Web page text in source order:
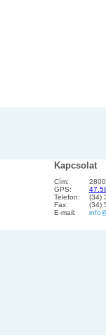
Kapcsolat
Cím:
GPS:
Telefon:
(34)
Fax:
(34)
E-mail: